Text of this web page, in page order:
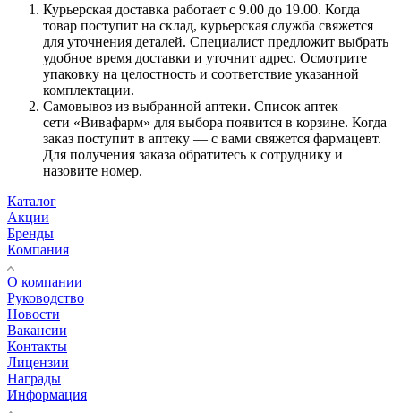
Курьерская доставка работает с 9.00 до 19.00. Когда
товар поступит на склад, курьерская служба свяжется
для уточнения деталей. Специалист предложит выбрать
удобное время доставки и уточнит адрес. Осмотрите
упаковку на целостность и соответствие указанной
комплектации.
Самовывоз из выбранной аптеки. Список аптек
сети «Вивафарм» для выбора появится в корзине. Когда
заказ поступит в аптеку — с вами свяжется фармацевт.
Для получения заказа обратитесь к сотруднику и
назовите номер.
Каталог
Акции
Бренды
Компания
О компании
Руководство
Новости
Вакансии
Контакты
Лицензии
Награды
Информация